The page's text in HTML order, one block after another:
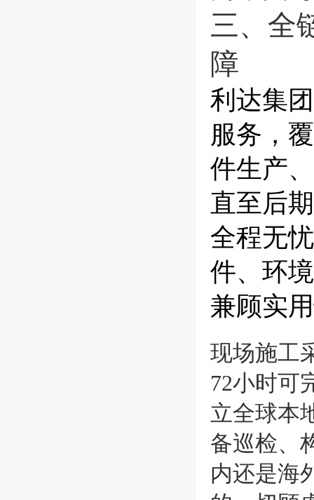
三、全
障
利达集
服务，
件生产
直至后
全程无
件、环
兼顾实
现场施工
72小时可
立全球本
备巡检、
内还是海